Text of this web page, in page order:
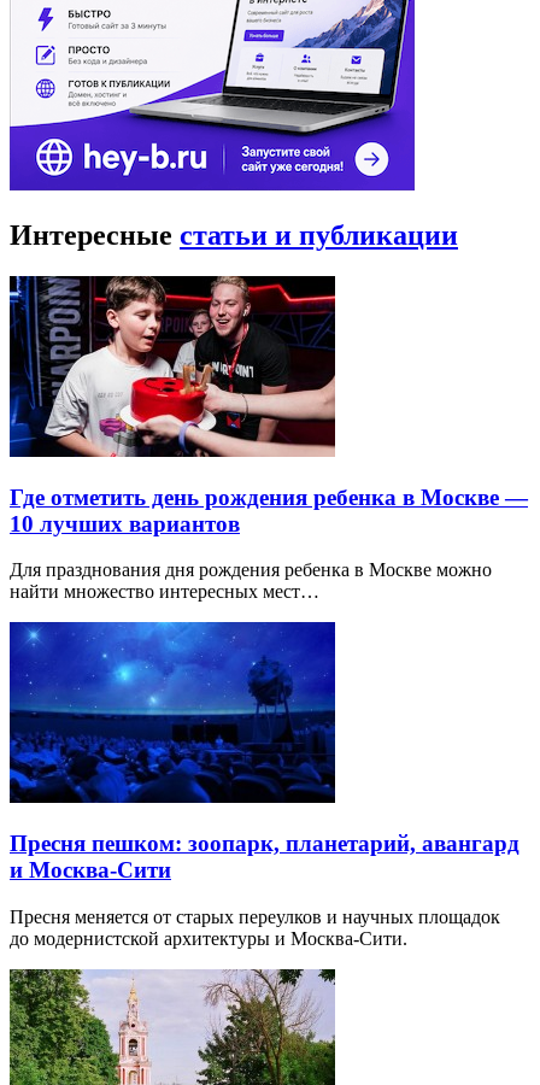
Интересные статьи и публикации
Где отметить день рождения ребенка в Москве —
10 лучших вариантов
Для празднования дня рождения ребенка в Москве можно
найти множество интересных мест…
Пресня пешком: зоопарк, планетарий, авангард
и Москва-Сити
Пресня меняется от старых переулков и научных площадок
до модернистской архитектуры и Москва-Сити.